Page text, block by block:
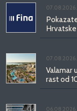
07.08.2026.
07.08.2026.
Valamar
rast od
06.08.2026.